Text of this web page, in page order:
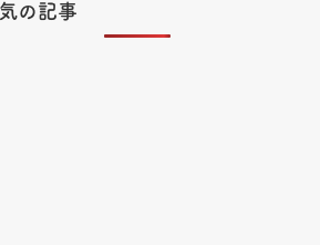
の記事